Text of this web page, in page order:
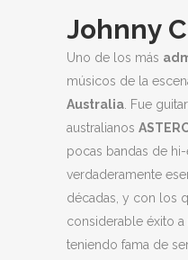
Johnny
Uno de los más
músicos de la
Australia. Fue
australianos
pocas bandas de
verdaderamente
décadas, y con los
considerable éxito
teniendo fama de